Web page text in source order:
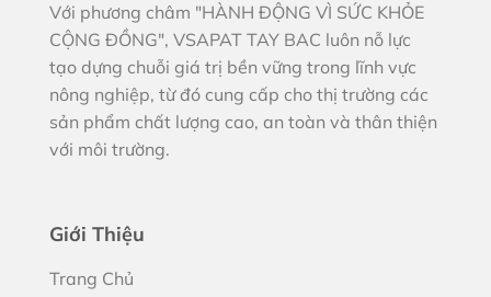
Với phương châm "HÀNH ĐỘNG VÌ SỨC KHỎE
CỘNG ĐỒNG", VSAPAT TAY BAC luôn nỗ lực
tạo dựng chuỗi giá trị bền vững trong lĩnh vực
nông nghiệp, từ đó cung cấp cho thị trường các
sản phẩm chất lượng cao, an toàn và thân thiện
với môi trường.
Giới Thiệu
Trang Chủ